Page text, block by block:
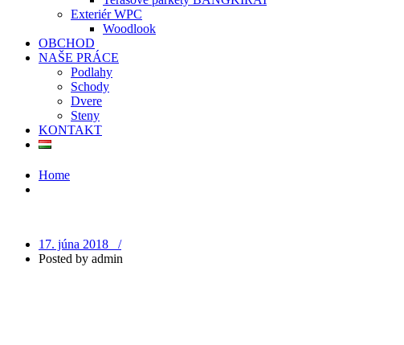
Exteriér WPC
Woodlook
OBCHOD
NAŠE PRÁCE
Podlahy
Schody
Dvere
Steny
KONTAKT
Home
17. júna 2018 /
Posted by admin